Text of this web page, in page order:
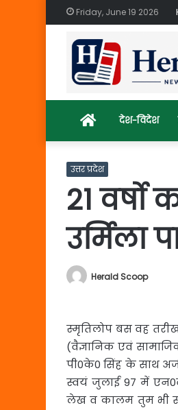
Friday, June 19 2026
Homeदेश-विदेश
उत्तर प्रदेश
21
उर्मिला
Herald Scoop
स्मृतिलोप बस वह
(वैज्ञानिक एवं
पी0के0 सिंह के साथ
स्वयं जुलाई 97 में
लेख व कालम तुम भी